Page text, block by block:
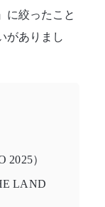
に絞ったこと
がありまし
2025）
LAND